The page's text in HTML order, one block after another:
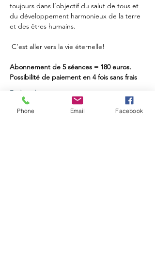
toujours dans l’objectif du salut de tous et
du développement harmonieux de la terre
et des êtres humains.
C’est aller vers la vie éternelle!
Abonnement de 5 séances = 180 euros.
Possibilité de paiement en 4 fois sans frais
En lire plus >
Phone Email Facebook